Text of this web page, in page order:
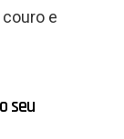
e
seu